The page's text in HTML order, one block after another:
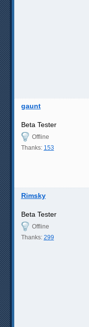
gaunt
Beta Tester
Offline
Thanks: 153
Rimsky
Beta Tester
Offline
Thanks: 299